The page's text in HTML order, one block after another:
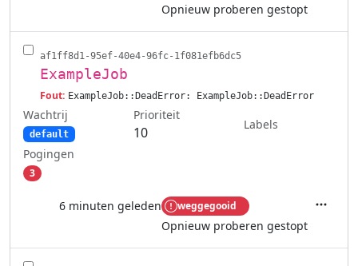
Opnieuw proberen gestopt
af1ff8d1-95ef-40e4-96fc-1f081efb6dc5
ExampleJob
Fout: ExampleJob::DeadError: ExampleJob::DeadError
Wachtrij
default
Prioriteit
10
Labels
Pogingen
3
6 minuten geleden weggegooid
Opnieuw proberen gestopt